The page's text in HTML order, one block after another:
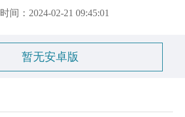
时间：2024-02-21 09:45:01
暂无安卓版